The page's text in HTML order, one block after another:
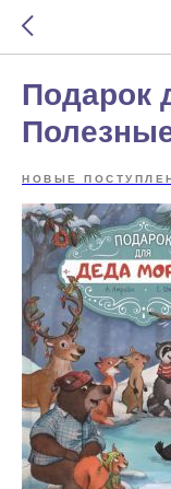
Подарок
НОВЫЕ